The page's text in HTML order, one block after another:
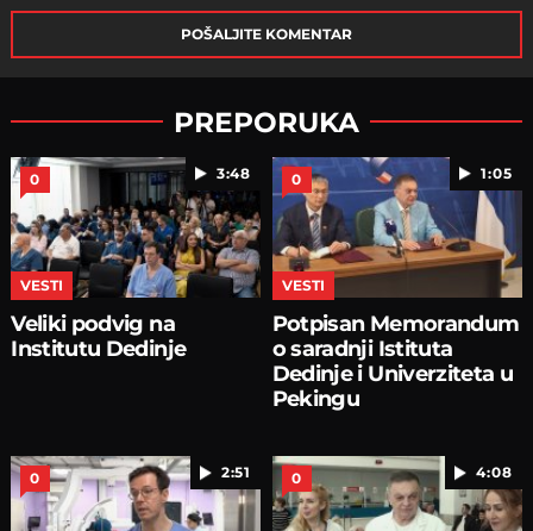
POŠALJITE KOMENTAR
PREPORUKA
3:48
0
VESTI
Veliki podvig na
Institutu Dedinje
1:05
0
VESTI
Potpisan Memorandum
o saradnji Istituta
Dedinje i Univerziteta u
Pekingu
2:51
0 4:08
0